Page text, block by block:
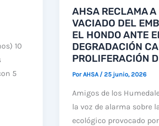
10
5
AHSA RECLAMA
VACIADO DEL
EL HONDO ANTE
DEGRADACIÓN
PROLIFERACIÓN
PorAHSA / 25 junio, 2026
Amigos de los
la voz de alarma sobre
ecológico provocado